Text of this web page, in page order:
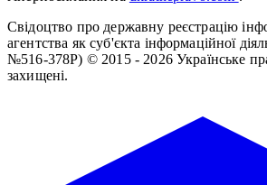
Свідоцтво про державну реєстрацію
агентства як суб'єкта інформаційної
№516-378Р) © 2015 - 2026 Українське
захищені.